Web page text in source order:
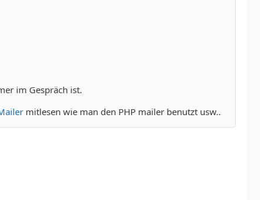
im Gespräch ist.
mitlesen wie man den PHP mailer benutzt usw..